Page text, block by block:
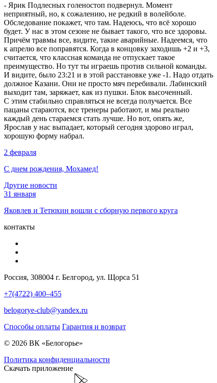
- Ярик Подлесных голеностоп подвернул. Момент
неприятный, но, к сожалению, не редкий в волейболе.
Обследование покажет, что там. Надеюсь, что всё хорошо
будет. У нас в этом сезоне не бывает такого, что все здоровы.
Причём травмы все, видите, такие аварийные. Надеемся, что
к апрелю все поправятся. Когда в концовку заходишь +2 и +3,
считается, что классная команда не отпускает такое
преимущество. Но тут ты играешь против сильной команды.
И видите, было 23:21 и в этой расстановке уже -1. Надо отдать
должное Казани. Они не просто мяч перебивали. Лабинский
выходит там, заряжает, как из пушки. Блок высоченный.
С этим стабильно справляться не всегда получается. Все
пацаны стараются, все тренеры работают, и мы реально
каждый день стараемся стать лучше. Но вот, опять же,
Ярослав у нас выпадает, который сегодня здорово играл,
хорошую форму набрал.
2 февраля
С днем рождения, Мохамед!
Другие новости
31 января
Яковлев и Тетюхин вошли с сборную первого круга
контакты
Россия, 308004 г. Белгород, ул. Щорса 51
+7(4722) 400–455
belogorye-club@yandex.ru
Способы оплаты Гарантия и возврат
© 2026 ВК «Белогорье»
Политика конфиденциальности
Скачать приложение